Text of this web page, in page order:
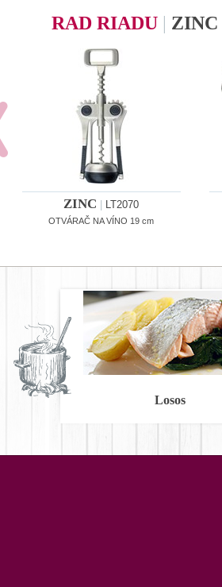
RAD RIADU | ZINC
ZINC LT2070
OTVÁRAČ NA VÍNO 19 cm
Losos